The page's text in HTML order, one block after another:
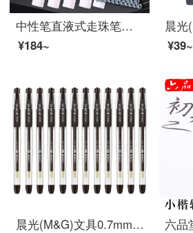
中性笔直液式走珠笔签字笔学生用少女心水性笔可替换笔墨囊高档个性创意时尚小清新商务会议笔刻字 5支装(1白+糖果彩4色各1支)
¥184~
¥39~
晨光(M&G)文具0.7mm黑色中性笔 经典子弹头签字笔 办公水笔 12支/盒K39